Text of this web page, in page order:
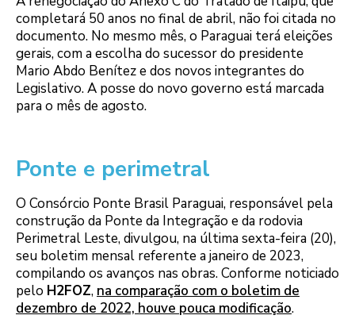
completará 50 anos no final de abril, não foi citada no
documento. No mesmo mês, o Paraguai terá eleições
gerais, com a escolha do sucessor do presidente
Mario Abdo Benítez e dos novos integrantes do
Legislativo. A posse do novo governo está marcada
para o mês de agosto.
Ponte e perimetral
O Consórcio Ponte Brasil Paraguai, responsável pela
construção da Ponte da Integração e da rodovia
Perimetral Leste, divulgou, na última sexta-feira (20),
seu boletim mensal referente a janeiro de 2023,
compilando os avanços nas obras. Conforme noticiado
pelo H2FOZ, na comparação com o boletim de
dezembro de 2022, houve pouca modificação.